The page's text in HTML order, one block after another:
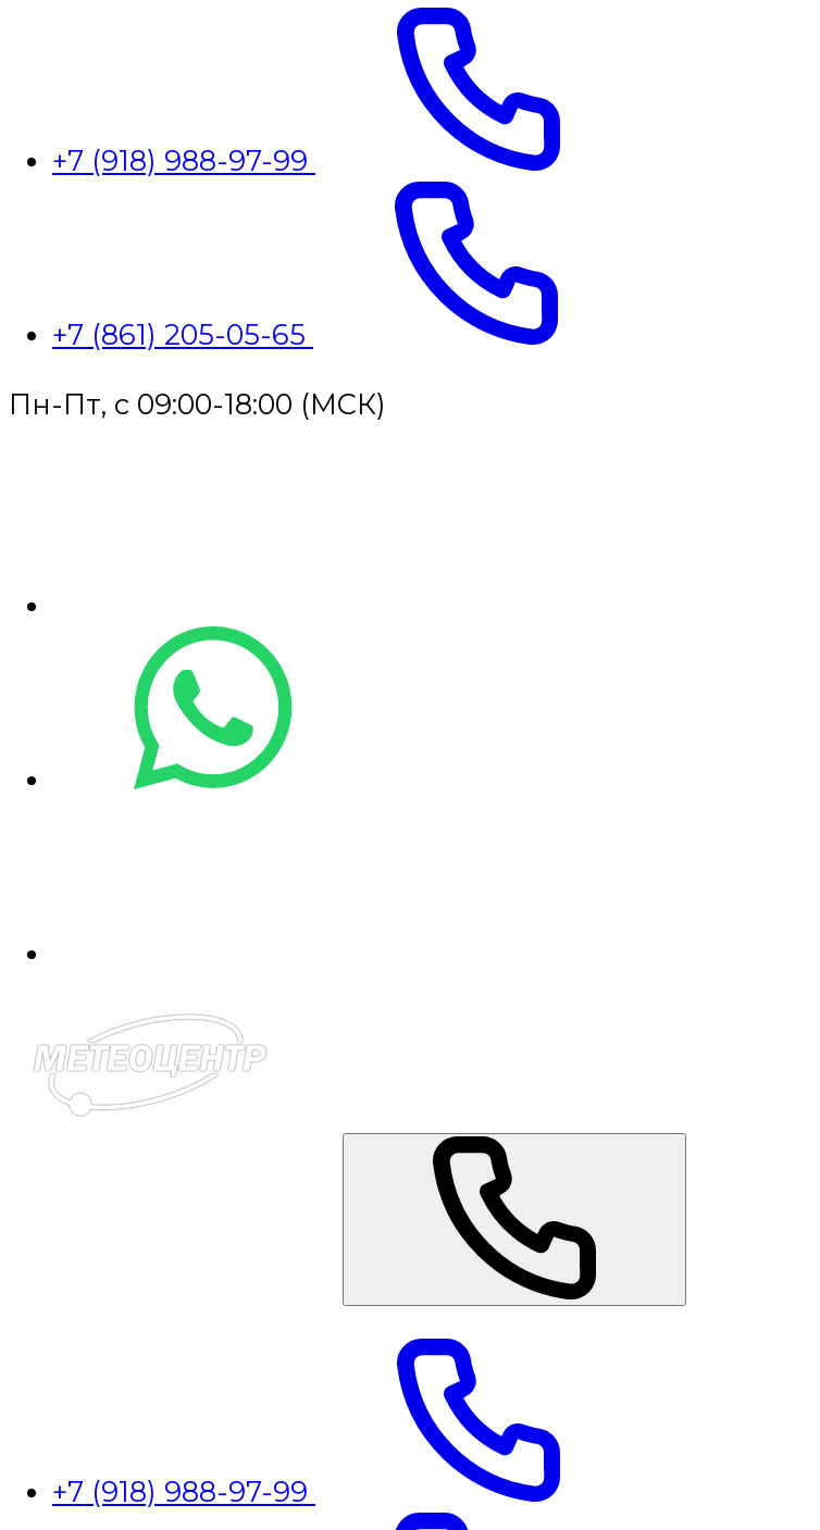
+7 (918) 988-97-99
+7 (861) 205-05-65
Пн-Пт, с 09:00-18:00 (МСК)
+7 (918) 988-97-99